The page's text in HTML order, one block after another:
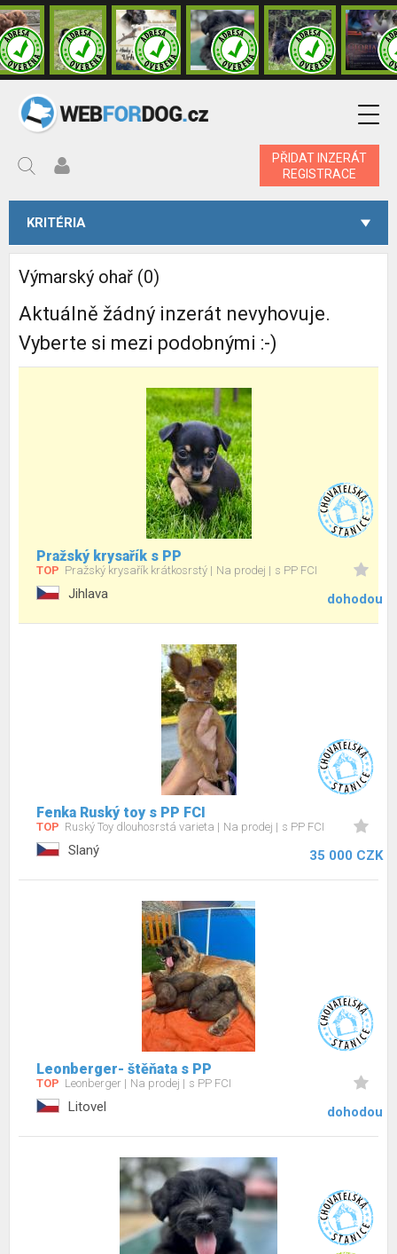
PŘIDAT INZERÁT
REGISTRACE
KRITÉRIA
Výmarský ohař (0)
Aktuálně žádný inzerát nevyhovuje.
Vyberte si mezi podobnými :-)
Pražský krysařík s PP
TOP Pražský krysařík krátkosrstý Na prodej s PP FCI
Jihlava dohodou
Fenka Ruský toy s PP FCI
TOP Ruský Toy dlouhosrstá varieta Na prodej s PP FCI
Slaný 35 000 CZK
Leonberger- štěňata s PP
TOP Leonberger Na prodej s PP FCI
Litovel dohodou